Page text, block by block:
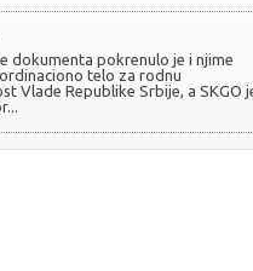
dokumenta pokrenulo je i njime
telo za rodnu
Vlade Republike Srbije, a SKGO